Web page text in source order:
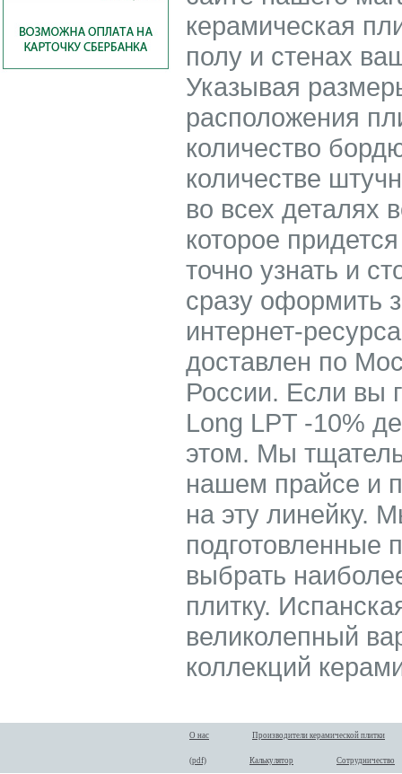
керамическая
полу и стенах
Указывая
расположения
количество
количестве
во всех деталях
которое
точно узнать и
сразу оформить
интернет-
доставлен по
России. Если вы
Long LPT -10%
этом. Мы
нашем прайсе и
на эту линейку.
подготовленные
выбрать
плитку.
великолепный
коллекций
О нас Производители керамической плитки
(pdf) Калькулятор Сотрудничество